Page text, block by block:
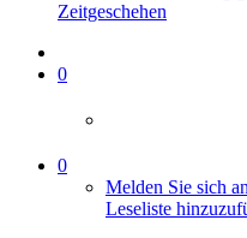
0
0
Melden Sie sich
Leseliste